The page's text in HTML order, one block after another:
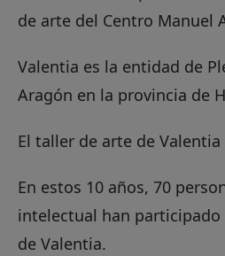
de arte del Centro Manuel
Valentia es la entidad de
Aragón en la provincia de
El taller de arte de
En estos 10 años, 70
intelectual han
de Valentia.